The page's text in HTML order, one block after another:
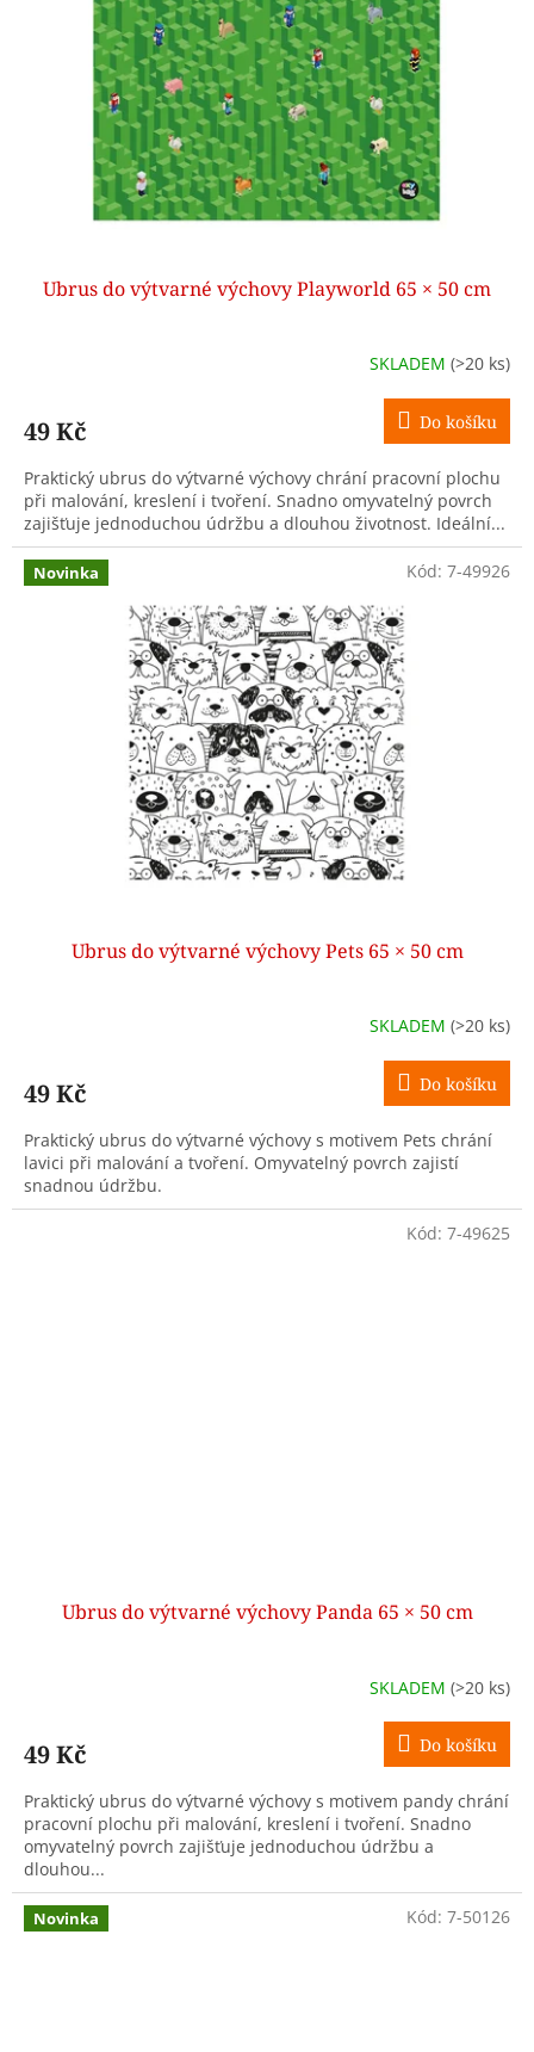
Ubrus do výtvarné výchovy Playworld 65 × 50 cm
SKLADEM (>20 ks)
49 Kč Do košíku
Praktický ubrus do výtvarné výchovy chrání pracovní plochu
při malování, kreslení i tvoření. Snadno omyvatelný povrch
zajišťuje jednoduchou údržbu a dlouhou životnost. Ideální...
Novinka
Ubrus do výtvarné výchovy Pets 65 × 50 cm
SKLADEM (>20 ks)
49 Kč Do košíku
Praktický ubrus do výtvarné výchovy s motivem Pets chrání
lavici při malování a tvoření. Omyvatelný povrch zajistí
snadnou údržbu.
Kód: 7-49926
Ubrus do výtvarné výchovy Panda 65 × 50 cm
SKLADEM (>20 ks)
49 Kč Do košíku
Praktický ubrus do výtvarné výchovy s motivem pandy chrání
pracovní plochu při malování, kreslení i tvoření. Snadno
omyvatelný povrch zajišťuje jednoduchou údržbu a
dlouhou...
Kód: 7-49625
Novinka Kód: 7-50126